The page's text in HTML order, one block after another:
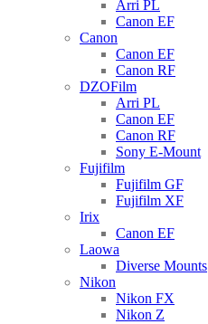
Arri PL
Canon EF
Canon
Canon EF
Canon RF
DZOFilm
Arri PL
Canon EF
Canon RF
Sony E-Mount
Fujifilm
Fujifilm GF
Fujifilm XF
Irix
Canon EF
Laowa
Diverse Mounts
Nikon
Nikon FX
Nikon Z